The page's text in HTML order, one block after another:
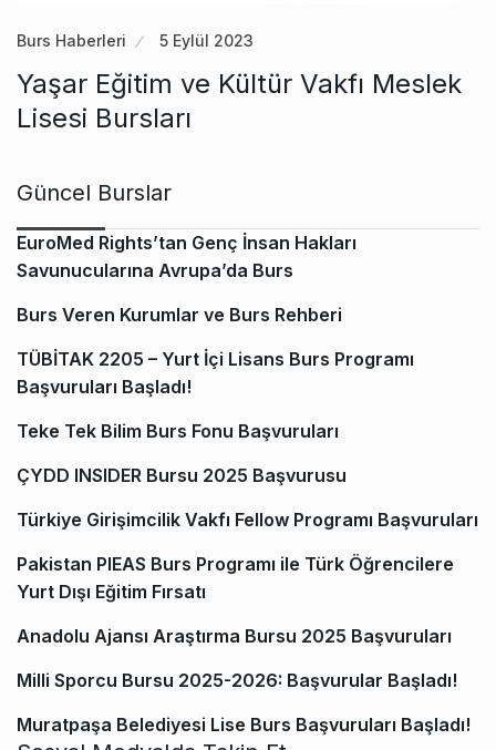
Burs Haberleri 5 Eylül 2023
Yaşar Eğitim ve Kültür Vakfı Meslek
Lisesi Bursları
Güncel Burslar
EuroMed Rights’tan Genç İnsan Hakları
Savunucularına Avrupa’da Burs
Burs Veren Kurumlar ve Burs Rehberi
TÜBİTAK 2205 – Yurt İçi Lisans Burs Programı
Başvuruları Başladı!
Teke Tek Bilim Burs Fonu Başvuruları
ÇYDD INSIDER Bursu 2025 Başvurusu
Türkiye Girişimcilik Vakfı Fellow Programı Başvuruları
Pakistan PIEAS Burs Programı ile Türk Öğrencilere
Yurt Dışı Eğitim Fırsatı
Anadolu Ajansı Araştırma Bursu 2025 Başvuruları
Milli Sporcu Bursu 2025-2026: Başvurular Başladı!
Muratpaşa Belediyesi Lise Burs Başvuruları Başladı!